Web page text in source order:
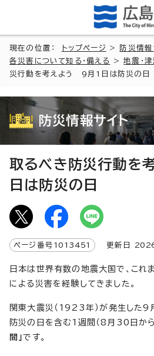
現在の位置： トップページ > 防災情報
各災害について知る・備える
>地震・
災行動を考えよう 9月1日は防災の日
防災情報サイト
取るべき防災行動を
日は防災の日
ページ番号 1013451 更新日
日本は世界有数の地震大国で、これ
による災害を経験してきました。
関東大震災（1923年）が発生した9
防災の日を含む1週間（8月30日か
間」です。